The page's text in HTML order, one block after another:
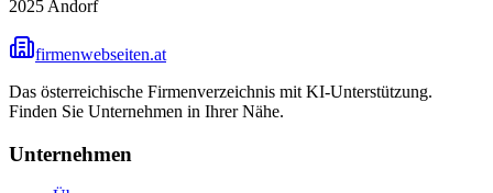
2025 Andorf
firmenwebseiten.at
Das österreichische Firmenverzeichnis mit KI-Unterstützung.
Finden Sie Unternehmen in Ihrer Nähe.
Unternehmen